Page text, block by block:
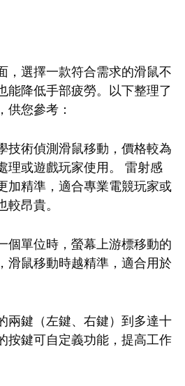
，選擇一款符合需求的滑鼠不
能降低手部疲勞。以下整理了
供您參考：
技術偵測滑鼠移動，價格較為
理或遊戲玩家使用。 雷射感
加精準，適合專業電競玩家或
較昂貴。
個單位時，螢幕上游標移動的
滑鼠移動時越精準，適合用於
兩鍵（左鍵、右鍵）到多達十
按鍵可自定義功能，提高工作